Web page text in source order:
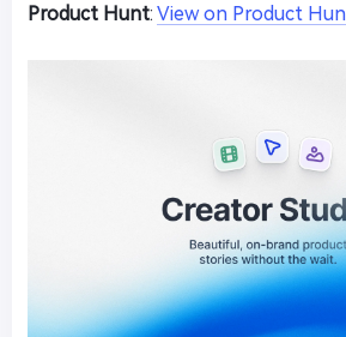
Product Hunt: View on Product